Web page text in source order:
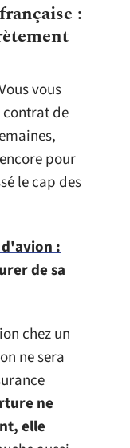
:
vous
de
pour
le cap des
:
de sa
chez un
ne sera
ne
elle